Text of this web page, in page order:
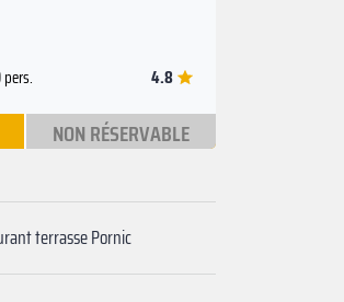
4.8
NON RÉSERVABLE
terrasse Pornic